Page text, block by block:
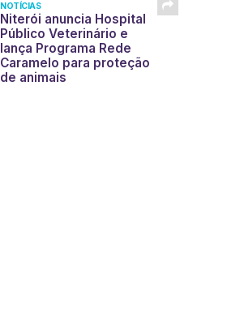
NOTÍCIAS
Niterói anuncia Hospital
Público Veterinário e
lança Programa Rede
Caramelo para proteção
de animais